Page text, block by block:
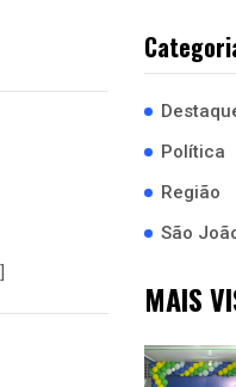
Política
Região
São
MAIS